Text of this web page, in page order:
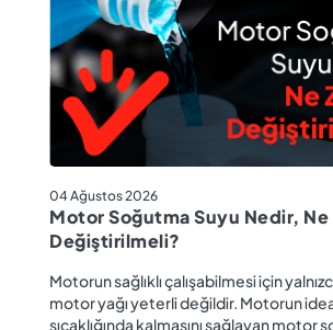
04 Ağustos 2026
Motor Soğutma Suyu Nedir, Ne
Değiştirilmeli?
Motorun sağlıklı çalışabilmesi için
motor yağı yeterli değildir. Motorun
sıcaklığında kalmasını sağlayan motor